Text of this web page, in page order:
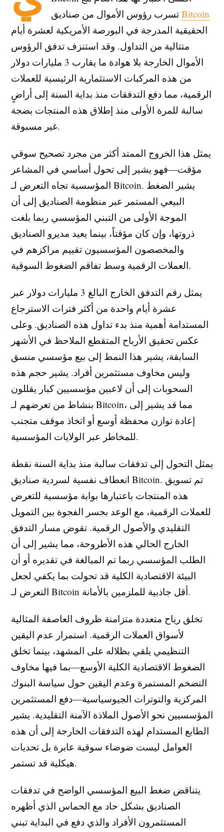
Bitcoin
الحقيقية المدرجة في البورصة الأمريكية لعشرة أيام
متتالية من التداول. وقد استنزف تدفق الرؤوس
الأموال الخارجة بلا هوادة ما يقارب 3 مليارات دولار
من هذه المركبات الاستثمارية الرئيسية للعملات
الرقمية، مما دفع التدفقات منذ بداية السنة إلى أراضٍ
سالبة للمرة الأولى منذ إطلاق هذه المنتجات بضجة
غير مسبوقة.
يمثل هذا الخروج الممتد أكثر من مجرد تصحيح سوقي
مؤقت—فهو يشير إلى تحول أساسي في المشاعر
المؤسسية تجاه التعرض لـ Bitcoin. يشير الضغط
البيعي المستمر عبر منظومة الصناديق إلى أن
الموجة الأولى من التبني المؤسسي ربما بلغت
ذروتها، وإن كان مؤقتاً، بينما يعيد مديرو الصناديق
والمخصصون المؤسسيون تقييم مراكزهم في
العملات الرقمية وسط تفاقم الضغوط السوقية.
يمثل رقم التدفق الخارج البالغ 3 مليارات دولار عبر
عشرة أيام واحدة من أكثر فترات الاسترجاع
المستدامة أهمية منذ بدء تداول هذه الصناديق. وعلى
عكس تحقيق الأرباح المتقطع الملاحظ في الأشهر
السابقة، يشير هذا النمط إلى بيع مؤسسي منسق
وليس مخاوف مستثمرين أفراد. يشير حجم هذه
السحوبات إلى أن لاعبين مؤسسيين كبار يقللون
بنشاط من تعرضهم لـ Bitcoin، مما قد يشير إلى
إعادة توازن محفظة أوسع أو اتخاذ موقف متجنب
للمخاطر عبر الولايات المؤسسية.
يمثل التحول إلى تدفقات سالبة منذ بداية السنة نقطة
انعطاف نفسية لسردية صناديق Bitcoin. تم تسويق
هذه المنتجات باعتبارها بوابة مؤسسية للتعرض
للعملات الرقمية، مع الوعد بجسر الفجوة بين التمويل
التقليدي والأصول الرقمية. تقوض مسار التدفق
الخارج الحالي هذه الأطروحة، مما يشير إلى أن
الطلب المؤسسي ربما تم المبالغة في تقديره أو أن
البيئة الاقتصادية الكلية قد تحولت بما يكفي لجعل
التعرض لـ Bitcoin أقل جاذبية للملزمين بالأمانة.
تخلق رياح متعددة متزامنة ظروف العاصفة المثالية
لأسواق العملات الرقمية. استمرار عدم اليقين
التنظيمي يلقي بظلاله على المشهد، بينما تخلق
الضغوط الاقتصادية الكلية الأوسع—بما فيها مخاوف
التضخم المستمرة وعدم اليقين حول سياسة البنوك
المركزية والتوترات الجيوسياسية—دفع المستثمرين
المؤسسيين نحو الأصول الملاذة الآمنة التقليدية. يشير
الطابع المستدام لهذه التدفقات الخارجة إلى أن هذه
العوامل ليست ضوضاء سوقية عابرة بل تحديات
هيكلية قد تستمر.
يتناقض ضغط البيع المؤسسي الواضح في تدفقات
الصناديق بشكل حاد مع الحماس الذي أظهره
المستثمرون الأفراد والذي دفع في البداية تبني